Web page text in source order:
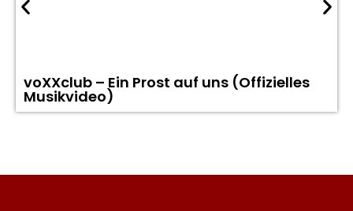
voXXclub – Ein Prost auf uns (Offizielles
Musikvideo)